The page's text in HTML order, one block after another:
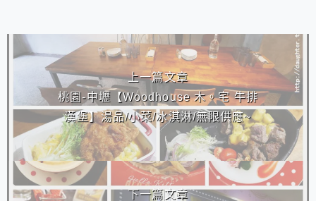
相連文章
上一篇文章
桃園-中壢【Woodhouse 木。宅 牛排
漢堡】湯品/小菜/冰淇淋/無限供應~
下一篇文章